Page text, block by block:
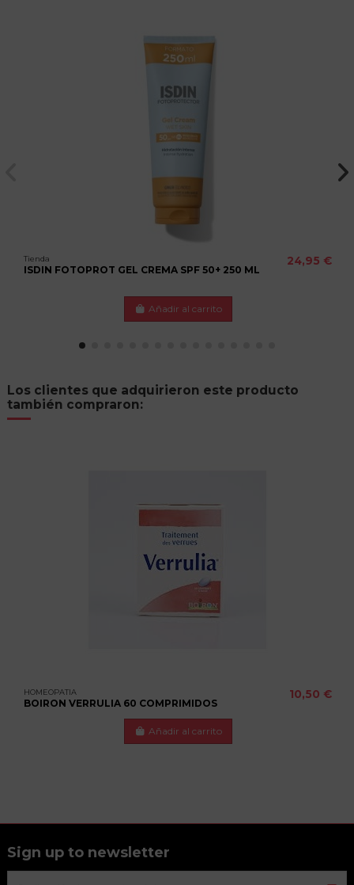
Tienda
ISDIN FOTOPROT GEL CREMA SPF 50+ 250 ML
24,95 €
Añadir al carrito
Los clientes que adquirieron este producto
también compraron:
HOMEOPATIA
BOIRON VERRULIA 60 COMPRIMIDOS
10,50 €
Añadir al carrito
Sign up to newsletter